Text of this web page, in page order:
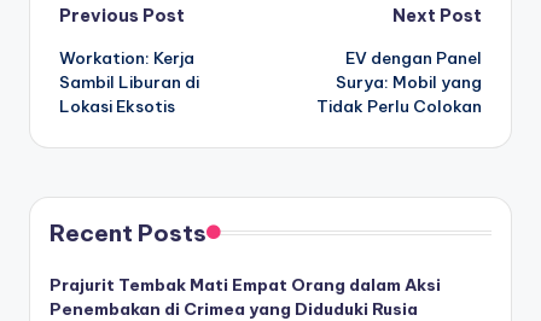
Post
navigation
Previous Post
Workation: Kerja
Sambil Liburan di
Lokasi Eksotis
Next Post
EV dengan Panel
Surya: Mobil yang
Tidak Perlu Colokan
Recent Posts
Prajurit Tembak Mati Empat Orang dalam Aksi
Penembakan di Crimea yang Diduduki Rusia